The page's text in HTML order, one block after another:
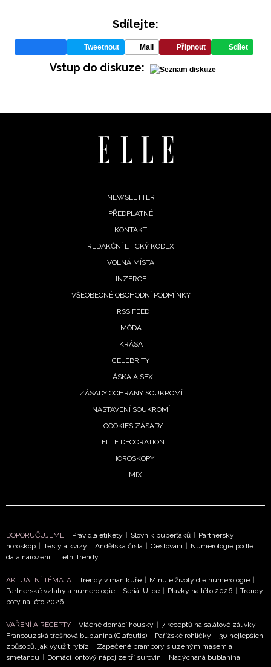
NEWSLETTER
Přihlášením k newsletteru souhlasíte sObchodními
podmínkami společnosti BurdaMedia Extra s.r.o.
Sdílejte:
Tweetnout Mail Připnout Sdílet
Vstup do diskuze:
NEWSLETTER
PŘEDPLATNÉ
KONTAKT
REDAKČNÍ ETICKÝ KODEX
VOLNÁ MÍSTA
INZERCE
VŠEOBECNÉ OBCHODNÍ PODMÍNKY
RSS FEED
MÓDA
KRÁSA
CELEBRITY
LÁSKA A SEX
ZÁSADY OCHRANY SOUKROMÍ
NASTAVENÍ SOUKROMÍ
COOKIES ZÁSADY
ELLE DECORATION
HOROSKOPY
MIX
DOPORUČUJEME Pravidla etikety Slovník puberťáků
Partnerský
horoskop
Testy a kvízy Andělská čísla Cestování
Numerologie podle
data narození
Letní trendy
AKTUÁLNÍ TÉMATA Trendy v manikúře Minulé životy dle numerologie
Partnerské vztahy a numerologie
Seriál Ulice Plavky na léto 2026
Trendy
boty na léto 2026
VAŘENÍ A RECEPTY Vláčné domácí housky 7 receptů na salátové zálivky
Francouzská třešňová bublanina (Clafoutis)
Pařížské rohlíčky
30 nejlepších
způsobů, jak využít rybíz
Zapečené brambory s uzeným masem a
smetanou
Domácí iontový nápoj ze tří surovin Nadýchaná bublanina